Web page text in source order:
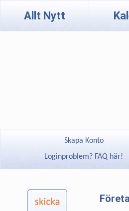
Allt Nytt
Skapa Konto
Loginproblem? FAQ här!